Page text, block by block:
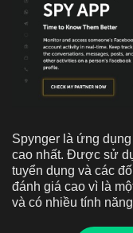
Spynger là ứng
cao nhất. Được sử
tuyển dụng và các
đánh giá cao vì là
và có nhiều tính